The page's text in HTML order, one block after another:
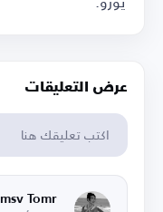
عرض التعليقات
Tomr